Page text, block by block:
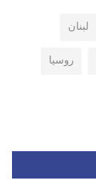
لبنان
روسيا